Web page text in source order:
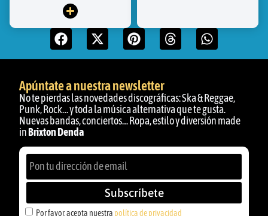
Apúntate a nuestra newsletter
No te pierdas las novedades discográficas: Ska & Reggae,
Punk, Rock… y toda la música alternativa que te gusta.
Nuevas bandas, conciertos… Ropa, estilo y diversión made
inBrixton Denda
Por favor, acepta nuestra política de privacidad
Subscríbete